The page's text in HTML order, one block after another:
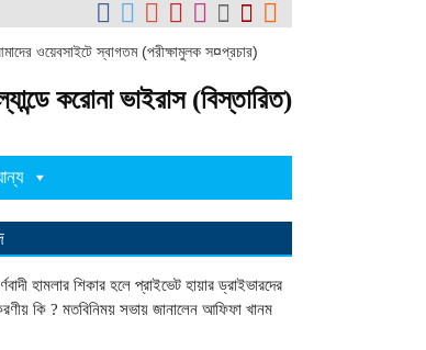
ওয়েবসাইটে স্বাগতম (পরীক্ষামুলক স¤প্রচার)
করোনা ভাইরাস (বিস্তারিত)
হামলার শিকার হলে প্রাইভেট হায়ার ড্রাইভারদের
কি ? মতবিনিময় সভায় জানালেন আফিফা খানম